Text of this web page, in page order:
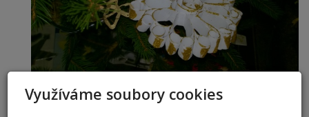
Využíváme soubory cookies